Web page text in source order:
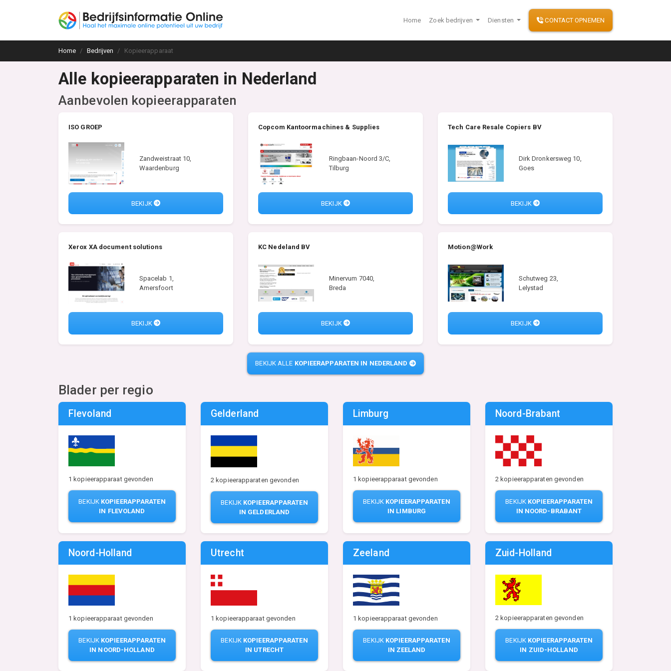
Home Zoek bedrijven Diensten CONTACT OPNEMEN
Home Bedrijven Kopieerapparaat
Alle kopieerapparaten in Nederland
Aanbevolen kopieerapparaten
ISO GROEP
Zandweistraat 10,
Waardenburg
BEKIJK
Copcom Kantoormachines & Supplies
Ringbaan-Noord 3/C,
Tilburg
BEKIJK
Tech Care Resale Copiers BV
Dirk Dronkersweg 10,
Goes
BEKIJK
Xerox XA document solutions
Spacelab 1,
Amersfoort
BEKIJK
KC Nedeland BV
Minervum 7040,
Breda
BEKIJK
Motion@Work
Schutweg 23,
Lelystad
BEKIJK
BEKIJK ALLE KOPIEERAPPARATEN IN NEDERLAND
Blader per regio
Flevoland
1 kopieerapparaat gevonden
BEKIJK KOPIEERAPPARATEN
IN FLEVOLAND
Gelderland
2 kopieerapparaten gevonden
BEKIJK KOPIEERAPPARATEN
IN GELDERLAND
Limburg
1 kopieerapparaat gevonden
BEKIJK KOPIEERAPPARATEN
IN LIMBURG
Noord-Brabant
2 kopieerapparaten gevonden
BEKIJK KOPIEERAPPARATEN
IN NOORD-BRABANT
Noord-Holland
1 kopieerapparaat gevonden
BEKIJK KOPIEERAPPARATEN
IN NOORD-HOLLAND
Utrecht
1 kopieerapparaat gevonden
BEKIJK KOPIEERAPPARATEN
IN UTRECHT
Zeeland
1 kopieerapparaat gevonden
BEKIJK KOPIEERAPPARATEN
IN ZEELAND
Zuid-Holland
2 kopieerapparaten gevonden
BEKIJK KOPIEERAPPARATEN
IN ZUID-HOLLAND